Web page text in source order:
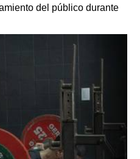
del público durante